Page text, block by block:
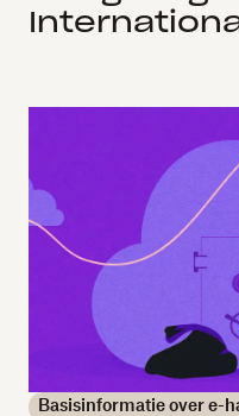
Basisinformatie over e-